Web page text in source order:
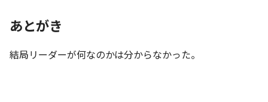
あとがき
結局リーダーが何なのかは分からなかった。